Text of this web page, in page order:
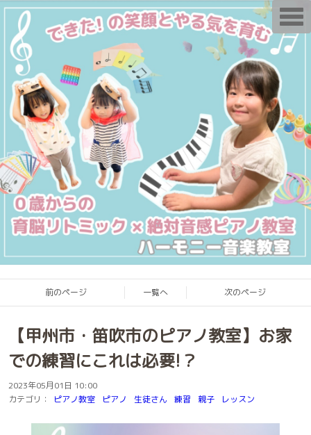
前のページ 一覧へ 次のページ
【甲州市・笛吹市のピアノ教室】お家
での練習にこれは必要!？
2023年05月01日 10:00
カテゴリ：
ピアノ教室 ピアノ 生徒さん 練習 親子 レッスン
T
o
g
g
l
g
a
t